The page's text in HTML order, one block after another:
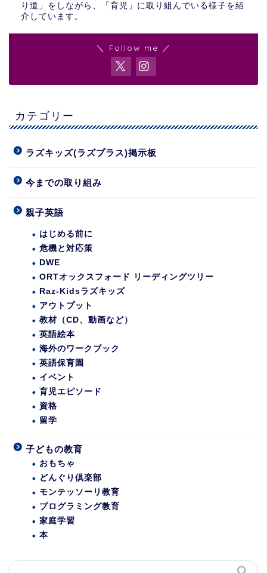
り道」をしながら、「育児」に取り組んでいる様子を紹
介しています。
＼ Follow me ／
カテゴリー
ラズキッズ(ラズプラス)掲示板
今までの取り組み
親子英語
はじめる前に
危機と対応策
DWE
ORTオックスフォード リーディングツリー
Raz-Kidsラズキッズ
アウトプット
教材（CD、動画など）
英語絵本
海外のワークブック
英語保育園
イベント
育児エピソード
資格
留学
子どもの教育
おもちゃ
どんぐり倶楽部
モンテッソーリ教育
プログラミング教育
家庭学習
本